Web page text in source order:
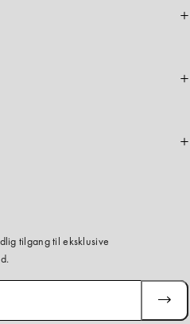
tilgang til eksklusive